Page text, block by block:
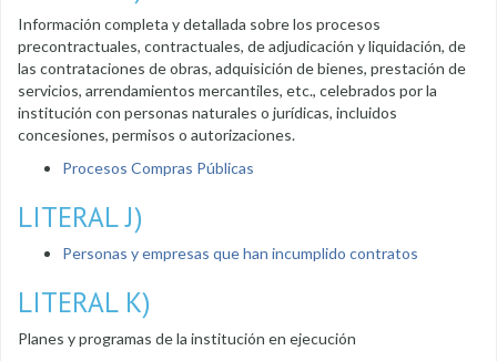
Información completa y detallada sobre los procesos
precontractuales, contractuales, de adjudicación y liquidación, de
las contrataciones de obras, adquisición de bienes, prestación de
servicios, arrendamientos mercantiles, etc., celebrados por la
institución con personas naturales o jurídicas, incluidos
concesiones, permisos o autorizaciones.
Procesos Compras Públicas
LITERAL J)
Personas y empresas que han incumplido contratos
LITERAL K)
Planes y programas de la institución en ejecución